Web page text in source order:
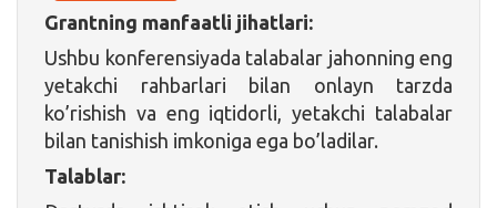
Grantning manfaatli jihatlari:
Ushbu konferensiyada talabalar jahonning eng
yetakchi rahbarlari bilan onlayn tarzda
ko’rishish va eng iqtidorli, yetakchi talabalar
bilan tanishish imkoniga ega bo’ladilar.
Talablar: